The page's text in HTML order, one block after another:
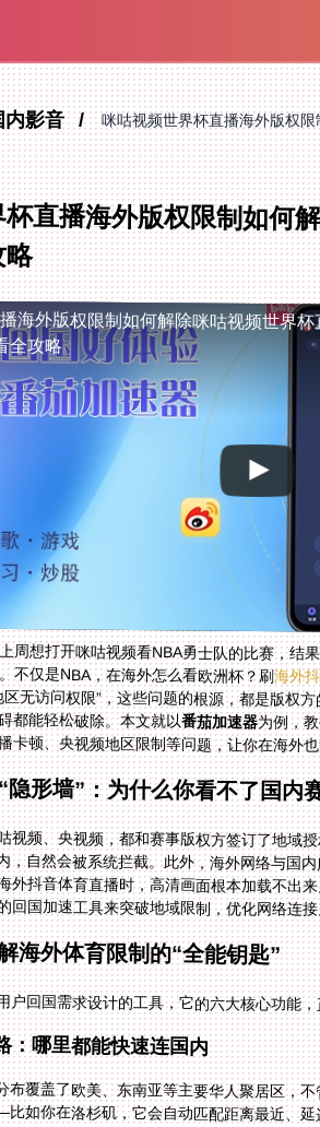
内影音 咪咕视频世界杯直播海外版权
直播海外版权限制如何
略
海外版权限制如何解除咪咕视频世界
全攻略
周想打开咪咕视频看NBA勇士队的比赛，
不仅是NBA，在海外怎么看欧洲杯？刷海外
都能轻松破除。本文就以番茄加速器为例，
卡顿、央视频地区限制等问题，让你在海外
隐形墙”：为什么你看不了国内
视频、央视频，都和赛事版权方签订了地域
，自然会被系统拦截。此外，海外网络与国
外抖音体育直播时，高清画面根本加载不出
回国加速工具来突破地域限制，优化网络连
海外体育限制的“全能钥匙”
户回国需求设计的工具，它的六大核心功能
：哪里都能快速连国内
布覆盖了欧美、东南亚等主要华人聚居区，
线路——比如你在洛杉矶，它会自动匹配距离最
其他加速器时，连接国内节点要等半分钟，换了